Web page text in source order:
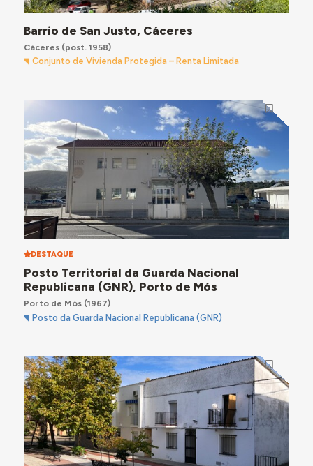
Barrio de San Justo, Cáceres
Cáceres(post. 1958)
Conjunto de Vivienda Protegida – Renta Limitada
DESTAQUE
Posto Territorial da Guarda Nacional
Republicana (GNR), Porto de Mós
Porto de Mós(1967)
Posto da Guarda Nacional Republicana (GNR)